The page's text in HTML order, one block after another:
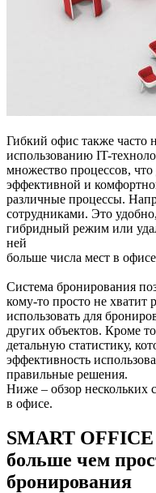
Гибкий офис также часто
использованию IT-
множество процессов,
эффективной и
различные процессы.
сотрудниками. Это
гибридный режим или
ней
больше числа мест в
Система бронирования
кому-то просто не хватит
использовать для
других объектов. Кроме
детальную статистику,
эффективность
правильные решения.
Ниже – обзор нескольких
в офисе.
SMART
больше чем
бронирования